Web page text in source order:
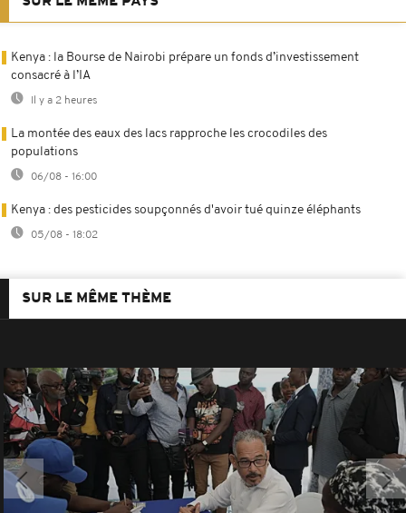
Kenya : la Bourse de Nairobi prépare un fonds d’investissement
consacré à l’IA
Il y a 2 heures
La montée des eaux des lacs rapproche les crocodiles des
populations
06/08 - 16:00
Kenya : des pesticides soupçonnés d'avoir tué quinze éléphants
05/08 - 18:02
SUR LE MÊME THÈME